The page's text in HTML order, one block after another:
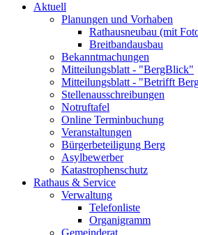
Aktuell
Planungen und Vorhaben
Rathausneubau (mit
Breitbandausbau
Bekanntmachungen
Mitteilungsblatt - "BergBlick"
Mitteilungsblatt - "Betrifft
Stellenausschreibungen
Notruftafel
Online Terminbuchung
Veranstaltungen
Bürgerbeteiligung Berg
Asylbewerber
Katastrophenschutz
Rathaus & Service
Verwaltung
Telefonliste
Organigramm
Gemeinderat